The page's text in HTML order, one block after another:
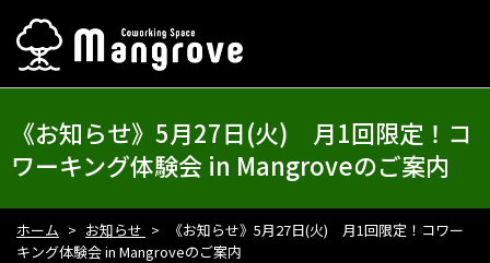
《お知らせ》5月27日(火) 月1回限定！コ
ワーキング体験会 in Mangroveのご案内
ホーム お知らせ
《お知らせ》5月27日(火) 月1回限定！コワー
キング体験会 in Mangroveのご案内